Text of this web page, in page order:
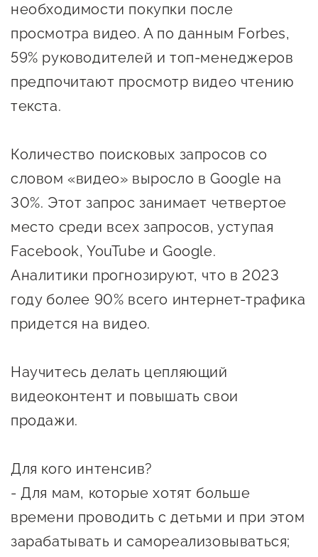
Поддержка экспортеров
Финансовая поддержка
внешнего санкционного
давления
Центры поддержки
Центр информационно-
сопровождения
О центре
Поддержка центра
Центр образовательных
программ и молодежного
предпринимательства
Календарь
мероприятий для
предпринимателей
Поддержка центра
социальной сферы
О центре
предпринимателей
Истории успеха
Проекты
Центр финансовой
О центре
Проекты
Поддержка центра
Истории успеха
Центр инновационно-
технологического и
креативного
предпринимательства
необходимости покупки после
просмотра видео. А по данным Forbes,
59% руководителей и топ-менеджеров
предпочитают просмотр видео чтению
текста.
Количество поисковых запросов со
словом «видео» выросло в Google на
30%. Этот запрос занимает четвертое
место среди всех запросов, уступая
Facebook, YouTube и Google.
Аналитики прогнозируют, что в 2023
году более 90% всего интернет-трафика
придется на видео.
Научитесь делать цепляющий
видеоконтент и повышать свои
продажи.
Для кого интенсив?
- Для мам, которые хотят больше
времени проводить с детьми и при этом
зарабатывать и самореализовываться;